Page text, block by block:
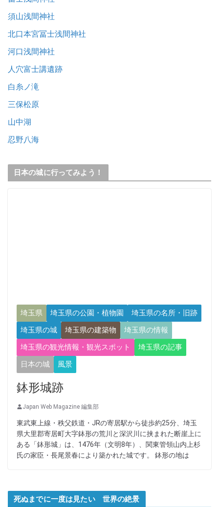
須山浅間神社
北口本宮冨士浅間神社
河口浅間神社
人穴富士講遺跡
白糸ノ滝
三保松原
山中湖
忍野八海
日本の城に行ってみよう！
埼玉県 埼玉県の公園・植物園
埼玉県の名所・旧跡
埼玉県の城
埼玉県の建築物
埼玉県の情報
埼玉県の観光情報・観光スポット
埼玉県の記事
日本の城
風景
鉢形城跡
Japan Web Magazine 編集部
東武東上線・秩父鉄道・JRの寄居駅から徒歩約25分、埼玉
県大里郡寄居町大字鉢形の荒川と深沢川に挟まれた断崖上に
ある「鉢形城」は、1476年（文明8年）、関東管領山内上杉
氏の家臣・長尾景春により築かれた城です。 鉢形の地は
死ぬまでに一度は見たい 世界の絶景